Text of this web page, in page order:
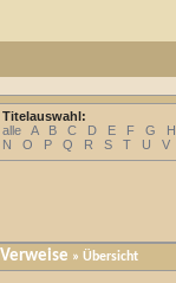
Titelauswahl:
alle
A B C D E F G H
N
O P Q R S T U V
Verweise » Übersicht